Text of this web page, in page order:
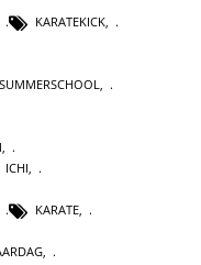
KARATEKICK
SUMMERSCHOOL
ICHI,
KARATE,
,